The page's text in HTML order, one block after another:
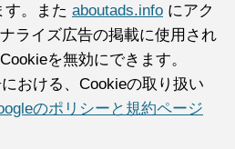
す。また aboutads.info にアク
ライズ広告の掲載に使用され
を無効にできます。
おける、Cookieの取り扱い
のポリシーと規約ページ